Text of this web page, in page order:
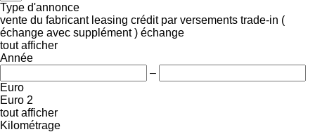
Type d'annonce
vente du fabricant leasing crédit par versements trade-in (
échange avec supplément ) échange
tout afficher
Année
–
Euro
Euro 2
tout afficher
Kilométrage